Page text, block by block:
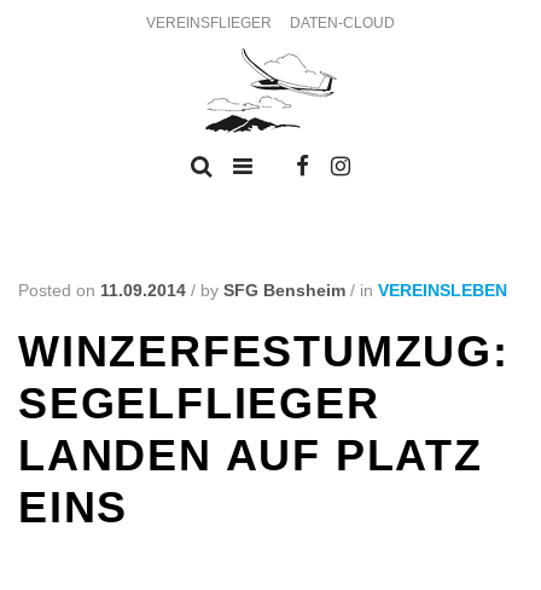
VEREINSFLIEGER DATEN-CLOUD
Posted on 11.09.2014 / by SFG Bensheim / in VEREINSLEBEN
WINZERFESTUMZUG:
SEGELFLIEGER
LANDEN AUF PLATZ
EINS